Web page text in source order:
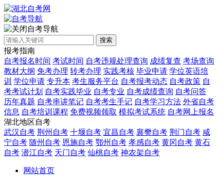
自考导航
搜索
报考指南
自考报名时间 考试时间 自考违规处理查询 成绩复查 考场查询
教材大纲 免考办理 转考办理 实践考核 毕业申请 学位英语培
训 学位申请 专升本 考生服务平台 自考报考动态 自考政策 自
考考试计划 自考实践毕业 自考专业 自考成绩查询 自考问答
历年真题 自考串讲笔记 自考考生手记 自考学习方法 外省自考
信息 自考培训课程 免费视频领取 模拟考试系统 自考网上报名
湖北地区自考
武汉自考 荆州自考 十堰自考 宜昌自考 襄樊自考 荆门自考 咸
宁自考 随州自考 恩施自考 鄂州自考 孝感自考 黄冈自考 黄石
自考 潜江自考 天门自考 仙桃自考 神农架自考
网站首页